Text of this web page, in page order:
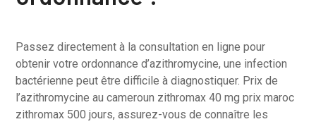
Passez directement à la consultation en ligne pour
obtenir votre ordonnance d’azithromycine, une infection
bactérienne peut être difficile à diagnostiquer. Prix de
l’azithromycine au cameroun zithromax 40 mg prix maroc
zithromax 500 jours, assurez-vous de connaître les